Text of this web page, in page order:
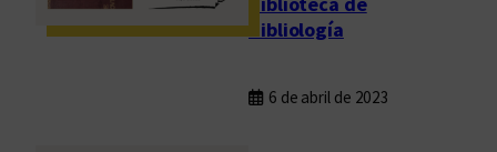
Bibliología
6 de abril de 2023